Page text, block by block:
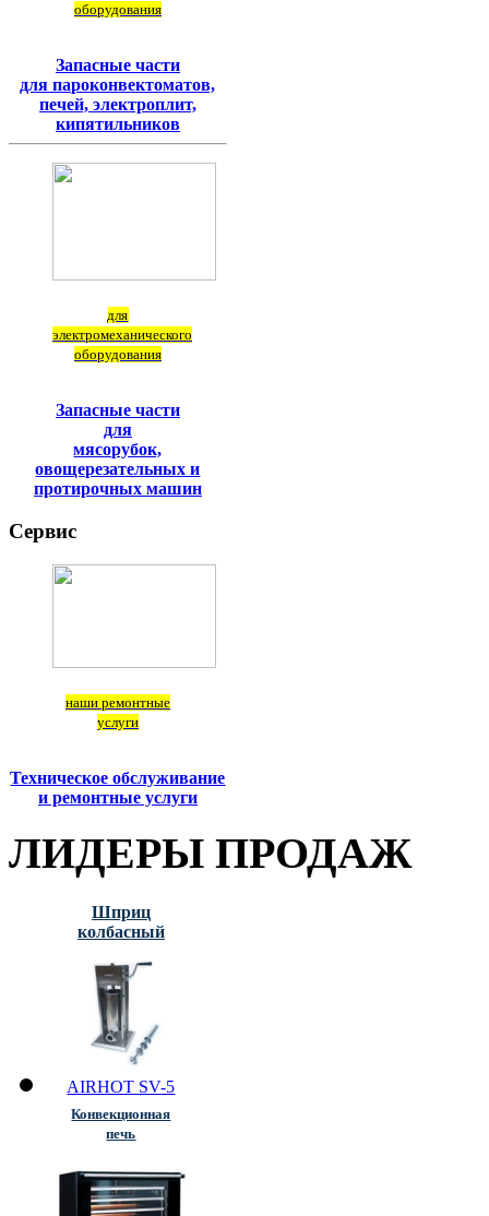
оборудования
Запасные части
для пароконвектоматов,
печей, электроплит,
кипятильников
для
электромеханического
оборудования
Запасные части
для
мясорубок,
овощерезательных и
протирочных машин
Сервис
наши ремонтные
услуги
Техническое обслуживание
и ремонтные услуги
ЛИДЕРЫ ПРОДАЖ
Шприц
колбасный
AIRHOT SV-5
Конвекционная
печь